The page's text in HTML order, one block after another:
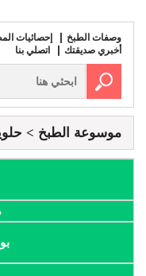
وصفات الطبخ إحصائيات
أخبري صديقتك
اتصلي بنا
موسوعة الطبخ